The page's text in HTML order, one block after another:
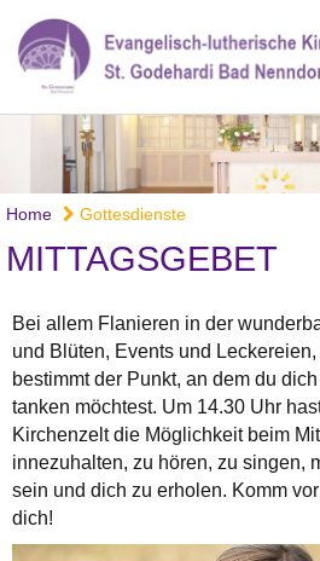
Home Gottesdienste
MITTAGSGEBET
Bei allem Flanieren in der
und Blüten, Events und
bestimmt der Punkt, an dem du
tanken möchtest. Um 14.30 Uhr
Kirchenzelt die Möglichkeit beim
innezuhalten, zu hören, zu singen,
sein und dich zu erholen. Komm
dich!